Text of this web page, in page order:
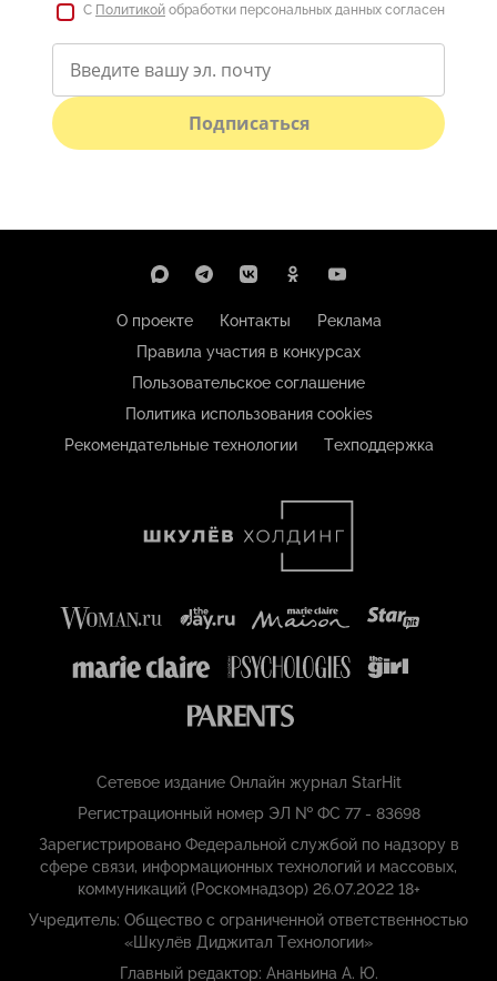
С Политикой обработки персональных данных согласен
Подписаться
О проекте Контакты
Реклама
Правила участия в конкурсах
Пользовательское соглашение
Политика использования cookies
Рекомендательные технологии
Техподдержка
Сетевое издание Онлайн журнал StarHit
Регистрационный номер ЭЛ № ФС 77 - 83698
Зарегистрировано Федеральной службой по надзору в
сфере связи, информационных технологий и массовых,
коммуникаций (Роскомнадзор) 26.07.2022 18+
Учредитель: Общество с ограниченной ответственностью
«Шкулёв Диджитал Технологии»
Главный редактор: Ананьина А. Ю.